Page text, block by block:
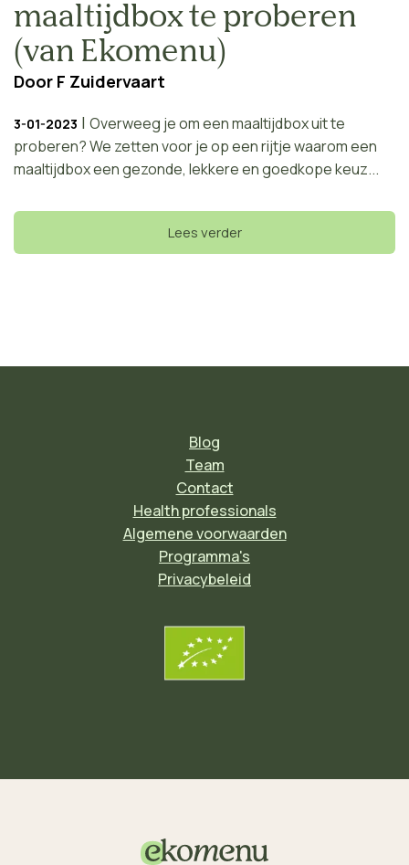
maaltijdbox te proberen
(van Ekomenu)
Door F Zuidervaart
3-01-2023 | Overweeg je om een maaltijdbox uit te
proberen? We zetten voor je op een rijtje waarom een
maaltijdbox een gezonde, lekkere en goedkope keuz...
Lees verder
Blog
Team
Contact
Health professionals
Algemene voorwaarden
Programma's
Privacybeleid